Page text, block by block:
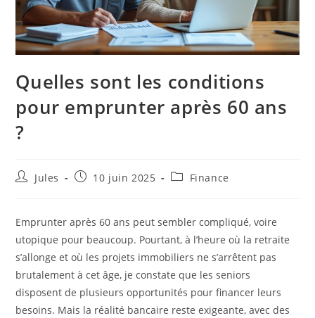
Quelles sont les conditions
pour emprunter après 60 ans
?
Auteur/autrice
publication :
Jules
Publication
10 juin 2025
PostFinance
Emprunter après 60 ans peut sembler compliqué, voire
utopique pour beaucoup. Pourtant, à l’heure où la retraite
s’allonge et où les projets immobiliers ne s’arrêtent pas
brutalement à cet âge, je constate que les seniors
disposent de plusieurs opportunités pour financer leurs
besoins. Mais la réalité bancaire reste exigeante, avec des